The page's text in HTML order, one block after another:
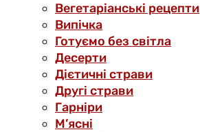
Вегетаріанські рецепти
Випічка
Готуємо без світла
Десерти
Дієтичні страви
Другі страви
Гарніри
М’ясні